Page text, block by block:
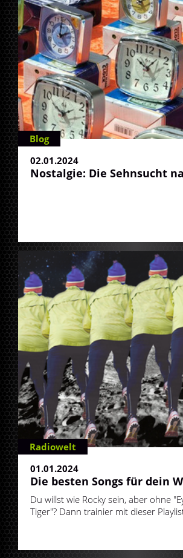
Blog
02.01.2024
Nostalgie: Die Sehnsucht
Radiowelt
01.01.2024
Die besten Songs für dein
Du willst wie Rocky sein, aber ohne
Tiger"? Dann trainier mit dieser